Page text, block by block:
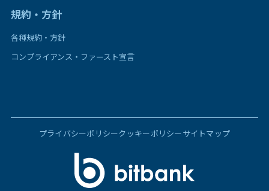
規約・方針
各種規約・方針
コンプライアンス・ファースト宣言
プライバシーポリシークッキーポリシーサイトマップ